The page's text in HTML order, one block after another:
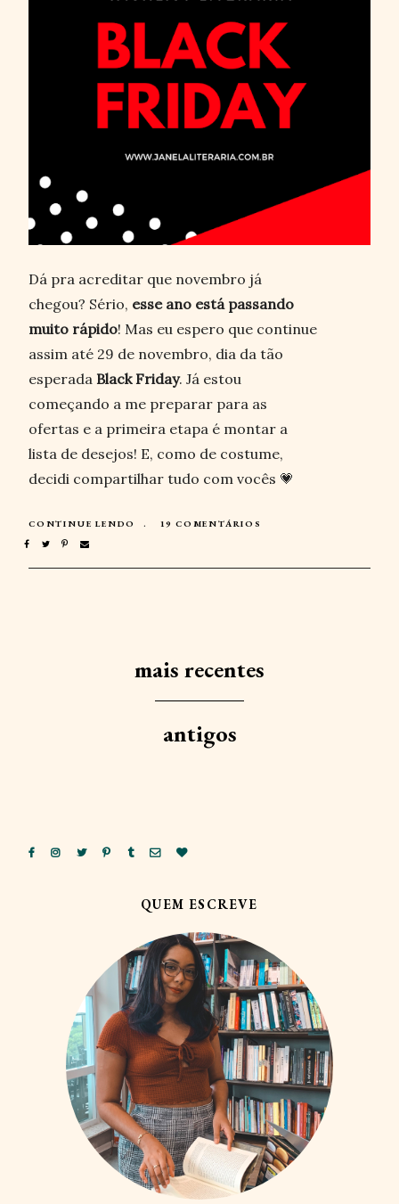
Dá pra acreditar que novembro já
chegou? Sério, esse ano está passando
muito rápido! Mas eu espero que continue
assim até 29 de novembro, dia da tão
esperada Black Friday. Já estou
começando a me preparar para as
ofertas e a primeira etapa é montar a
lista de desejos! E, como de costume,
decidi compartilhar tudo com vocês 💗
CONTINUE LENDO 19 COMENTÁRIOS
mais recentes
antigos
QUEM ESCREVE